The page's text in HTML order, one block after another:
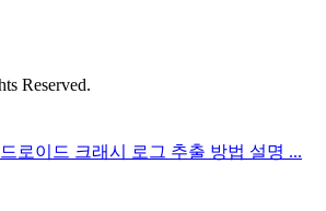
Reserved.
로이드 크래시 로그 추출 방법 설명 ...